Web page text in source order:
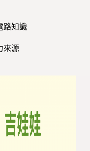
路知識
來源